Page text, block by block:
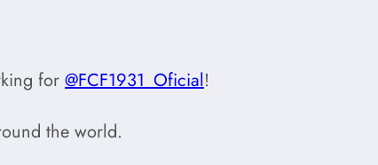
for @FCF1931_Oficial!
the world.